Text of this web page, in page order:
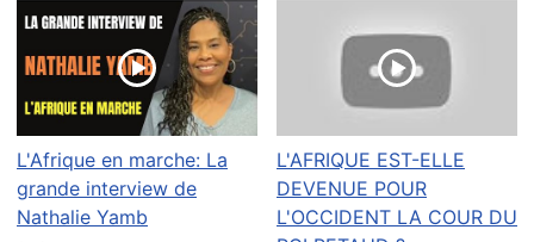
L'Afrique en marche: La
grande interview de
Nathalie Yamb
L'AFRIQUE EST-ELLE
DEVENUE POUR
L'OCCIDENT LA COUR DU